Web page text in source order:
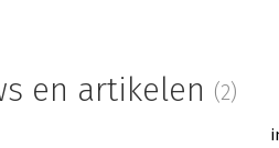
van Ron van de Water
en artikelen (2)